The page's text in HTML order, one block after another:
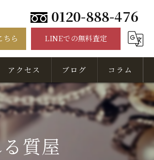
0120-888-476
ちら LINEでの無料査定
アクセス ブログ コラム
質屋